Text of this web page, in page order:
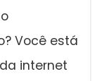
Você está
internet